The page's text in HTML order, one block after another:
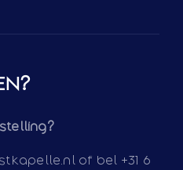
of bel +31 6